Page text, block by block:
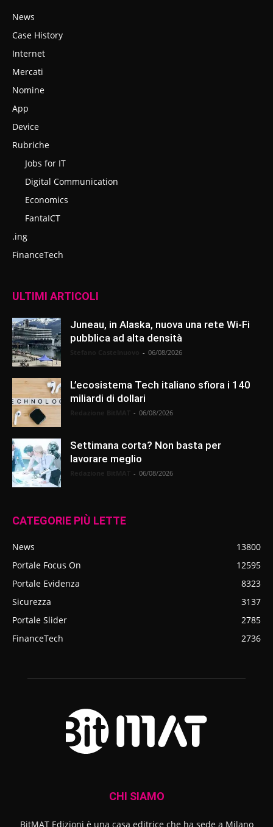
News
Case History
Internet
Mercati
Nomine
App
Device
Rubriche
Jobs for IT
Digital Communication
Economics
FantaICT
.ing
FinanceTech
ULTIMI ARTICOLI
Juneau, in Alaska, nuova una rete Wi-Fi
pubblica ad alta densità
- 06/08/2026
L’ecosistema Tech italiano sfiora i 140
miliardi di dollari
- 06/08/2026
Settimana corta? Non basta per
lavorare meglio
- 06/08/2026
CATEGORIE PIÙ LETTE
News
13800
Portale Focus On
12595
Portale Evidenza
8323
Sicurezza
3137
Portale Slider
2785
FinanceTech
2736
CHI SIAMO
BitMAT Edizioni è una casa editrice che ha sede a Milano